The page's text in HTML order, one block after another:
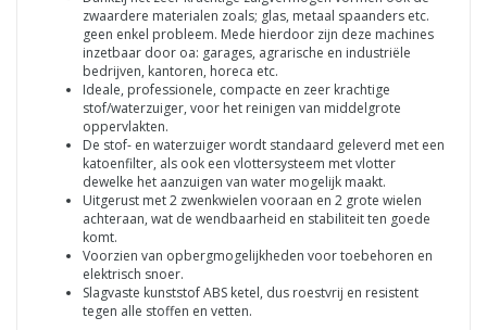
zwaardere materialen zoals; glas, metaal spaanders etc.
geen enkel probleem. Mede hierdoor zijn deze machines
inzetbaar door oa: garages, agrarische en industriële
bedrijven, kantoren, horeca etc.
Ideale, professionele, compacte en zeer krachtige
stof/waterzuiger, voor het reinigen van middelgrote
oppervlakten.
De stof- en waterzuiger wordt standaard geleverd met een
katoenfilter, als ook een vlottersysteem met vlotter
dewelke het aanzuigen van water mogelijk maakt.
Uitgerust met 2 zwenkwielen vooraan en 2 grote wielen
achteraan, wat de wendbaarheid en stabiliteit ten goede
komt.
Voorzien van opbergmogelijkheden voor toebehoren en
elektrisch snoer.
Slagvaste kunststof ABS ketel, dus roestvrij en resistent
tegen alle stoffen en vetten.